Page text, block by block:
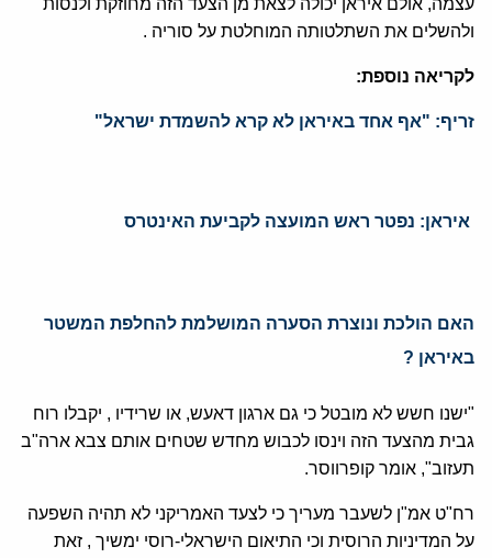
עצמה, אולם איראן יכולה לצאת מן הצעד הזה מחוזקת ולנסות
ולהשלים את השתלטותה המוחלטת על סוריה .
לקריאה נוספת:
זריף: "אף אחד באיראן לא קרא להשמדת ישראל"
איראן: נפטר ראש המועצה לקביעת האינטרס
האם הולכת ונוצרת הסערה המושלמת להחלפת המשטר
באיראן ?
"ישנו חשש לא מובטל כי גם ארגון דאעש, או שרידיו , יקבלו רוח
גבית מהצעד הזה וינסו לכבוש מחדש שטחים אותם צבא ארה"ב
תעזוב", אומר קופרווסר.
רח"ט אמ"ן לשעבר מעריך כי לצעד האמריקני לא תהיה השפעה
על המדיניות הרוסית וכי התיאום הישראלי-רוסי ימשיך , זאת